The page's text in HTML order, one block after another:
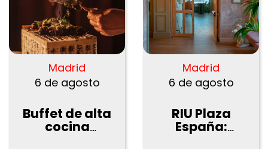
Madrid
6 de agosto
Buffet de alta
cocina
asiática en
Madrid
6 de agosto
RIU Plaza
España:
Brunch con